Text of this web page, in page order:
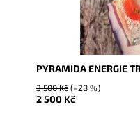
PYRAMIDA ENERGIE
3 500 Kč(–28 %)
2 500 Kč